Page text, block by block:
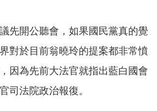
先開公聽會，如果國民黨真的覺
對於目前翁曉玲的提案都非常憤
因為先前大法官就指出藍白國會
司法院政治報復。